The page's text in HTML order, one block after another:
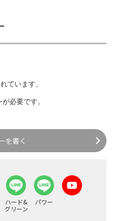
ています。
が必要です。
を書く
ハード&
グリーン
パワー